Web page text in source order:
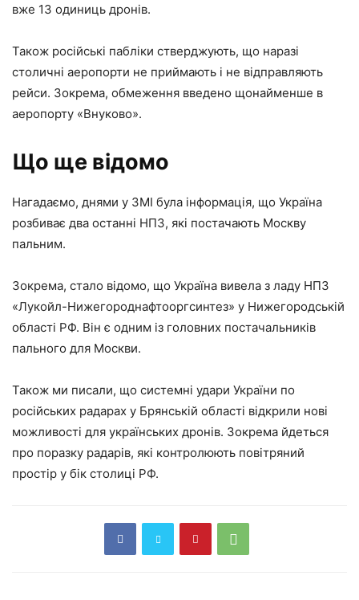
вже 13 одиниць дронів.
Також російські пабліки стверджують, що наразі
столичні аеропорти не приймають і не відправляють
рейси. Зокрема, обмеження введено щонайменше в
аеропорту «Внуково».
Що ще відомо
Нагадаємо, днями у ЗМІ була інформація, що Україна
розбиває два останні НПЗ, які постачають Москву
пальним.
Зокрема, стало відомо, що Україна вивела з ладу НПЗ
«Лукойл-Нижегороднафтооргсинтез» у Нижегородській
області РФ. Він є одним із головних постачальників
пального для Москви.
Також ми писали, що системні удари України по
російських радарах у Брянській області відкрили нові
можливості для українських дронів. Зокрема йдеться
про поразку радарів, які контролюють повітряний
простір у бік столиці РФ.